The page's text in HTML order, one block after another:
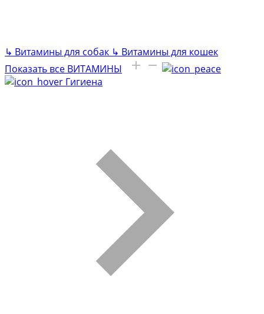
↳ Витамины для собак ↳ Витамины для кошек
Показать все ВИТАМИНЫ
Гигиена